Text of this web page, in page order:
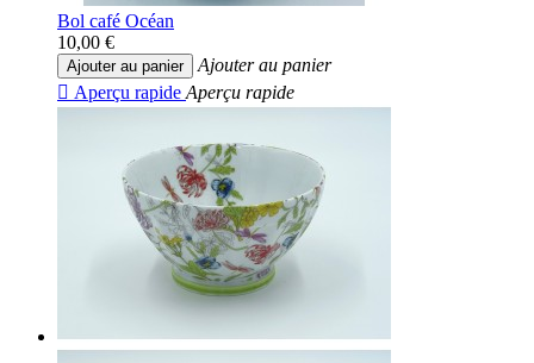
Bol café Océan
10,00 €
Ajouter au panier
Ajouter au panier
 Aperçu rapide Aperçu rapide